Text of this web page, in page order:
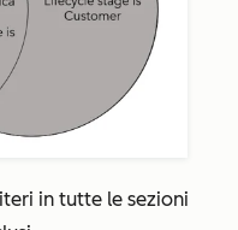
in tutte le sezioni